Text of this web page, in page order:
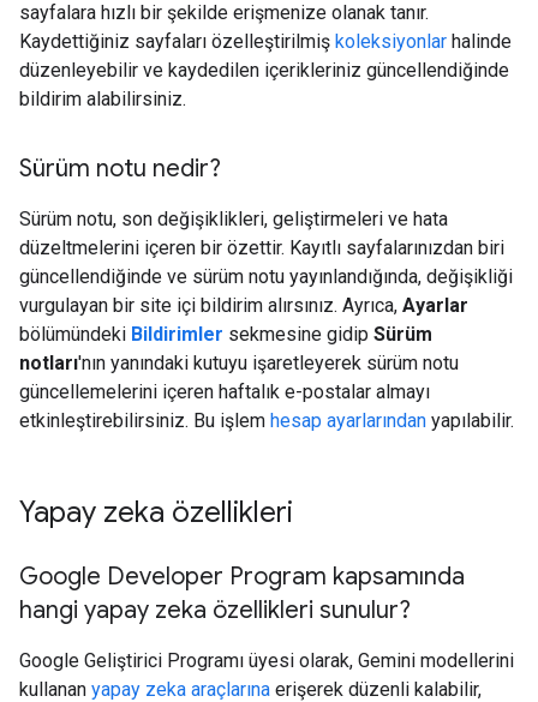
sayfalara hızlı bir şekilde erişmenize olanak tanır.
Kaydettiğiniz sayfaları özelleştirilmiş koleksiyonlar halinde
düzenleyebilir ve kaydedilen içerikleriniz güncellendiğinde
bildirim alabilirsiniz.
Sürüm notu nedir?
Sürüm notu, son değişiklikleri, geliştirmeleri ve hata
düzeltmelerini içeren bir özettir. Kayıtlı sayfalarınızdan biri
güncellendiğinde ve sürüm notu yayınlandığında, değişikliği
vurgulayan bir site içi bildirim alırsınız. Ayrıca, Ayarlar
bölümündeki Bildirimler sekmesine gidip Sürüm
notları'nın yanındaki kutuyu işaretleyerek sürüm notu
güncellemelerini içeren haftalık e-postalar almayı
etkinleştirebilirsiniz. Bu işlem hesap ayarlarından yapılabilir.
Yapay zeka özellikleri
Google Developer Program kapsamında
hangi yapay zeka özellikleri sunulur?
Google Geliştirici Programı üyesi olarak, Gemini modellerini
kullanan yapay zeka araçlarına erişerek düzenli kalabilir,